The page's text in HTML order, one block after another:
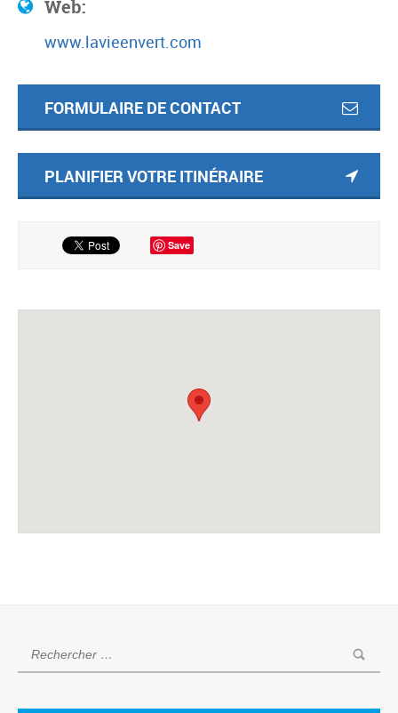
Web:
www.lavieenvert.com
FORMULAIRE DE CONTACT
PLANIFIER VOTRE ITINÉRAIRE
Save